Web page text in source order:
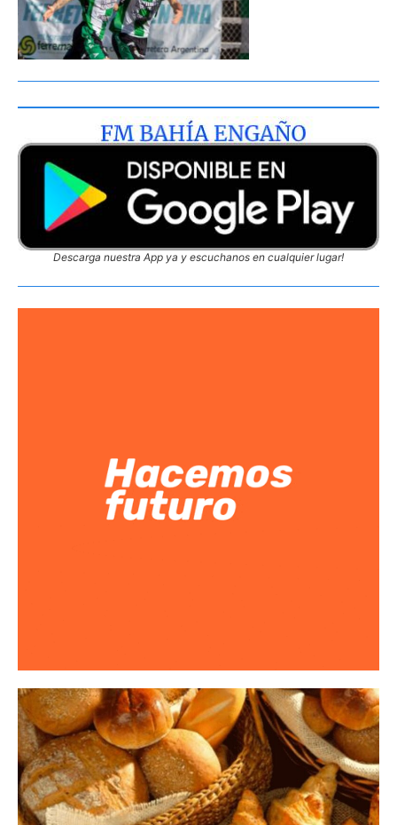
Descarga nuestra App ya y escuchanos en cualquier lugar!